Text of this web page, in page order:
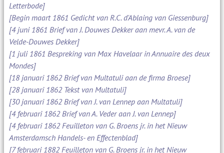
Letterbode]
[Begin maart 1861 Gedicht van R.C. d'Ablaing van Giessenburg]
[4 juni 1861 Brief van J. Douwes Dekker aan mevr. A. van de
Velde-Douwes Dekker]
[1 juli 1861 Bespreking van Max Havelaar in Annuaire des deux
Mondes]
[18 januari 1862 Brief van Multatuli aan de firma Broese]
[28 januari 1862 Tekst van Multatuli]
[30 januari 1862 Brief van J. van Lennep aan Multatuli]
[4 februari 1862 Brief van A. Veder aan J. van Lennep]
[4 februari 1862 Feuilleton van G. Broens jr. in het Nieuw
Amsterdamsch Handels- en Effectenblad]
[7 februari 1882 Feuilleton van G. Broens jr. in het Nieuw